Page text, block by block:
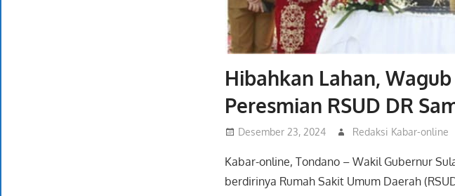
Hibahkan Lahan,
Peresmian RSUD DR
Desember 23, 2024 Redaksi Kabar-online
Kabar-online, Tondano – Wakil Gubernur
berdirinya Rumah Sakit Umum Daerah